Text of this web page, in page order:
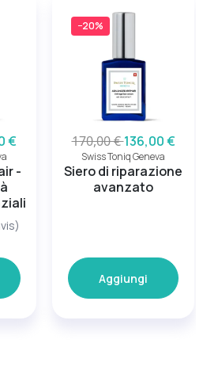
€
-
−20%
170,00 €136,00 €
Swiss Toniq Geneva
Siero di riparazione
avanzato
Aggiungi